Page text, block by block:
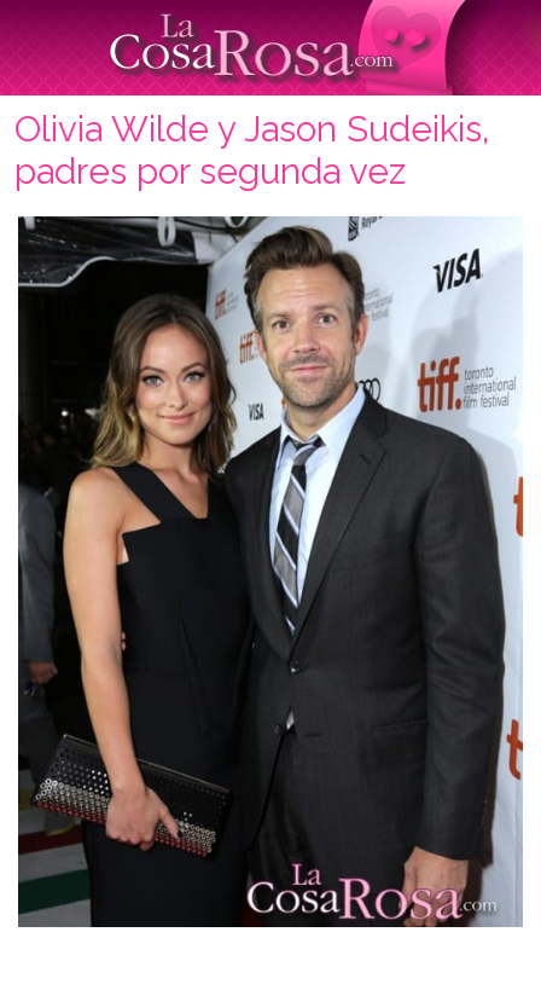
Olivia Wilde y Jason Sudeikis,
padres por segunda vez